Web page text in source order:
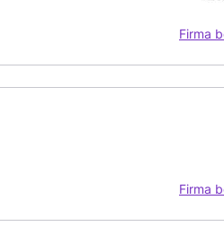
Firma
Firma